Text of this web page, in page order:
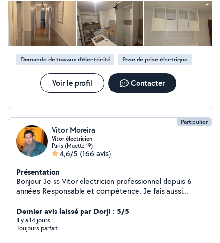
des finitions impeccables et durables. Mon savoir-faire
couvre une large gamme de prestations, notamment:
Peinture intérieure: application de peinture sur murs,
plafonds, avec un souci constant du détail et des
finitions lisses. Revêtement mural et sol: pose de
revêtements divers (papier peint, enduits décoratifs,
etc.) pour transformer et embellir vos espaces. Travaux
de plâtrerie: préparation des surfaces, pose de plâtre,
réalisation de cloisons et faux-plafonds, réfection de
murs endommagés
Demande de travaux d’électricité Pose de prise électrique
Voir le profil Contacter
Particulier
Vitor Moreira
Vitor électricien
Paris (Muette 19)
4,6/5 (166 avis)
Présentation
Bonjour Je ss Vitor électricien professionnel depuis 6
années Responsable et compétence. Je fais aussi
Dernier avis laissé par Dorji : 5/5
Il y a 14 jours
Toujours parfait